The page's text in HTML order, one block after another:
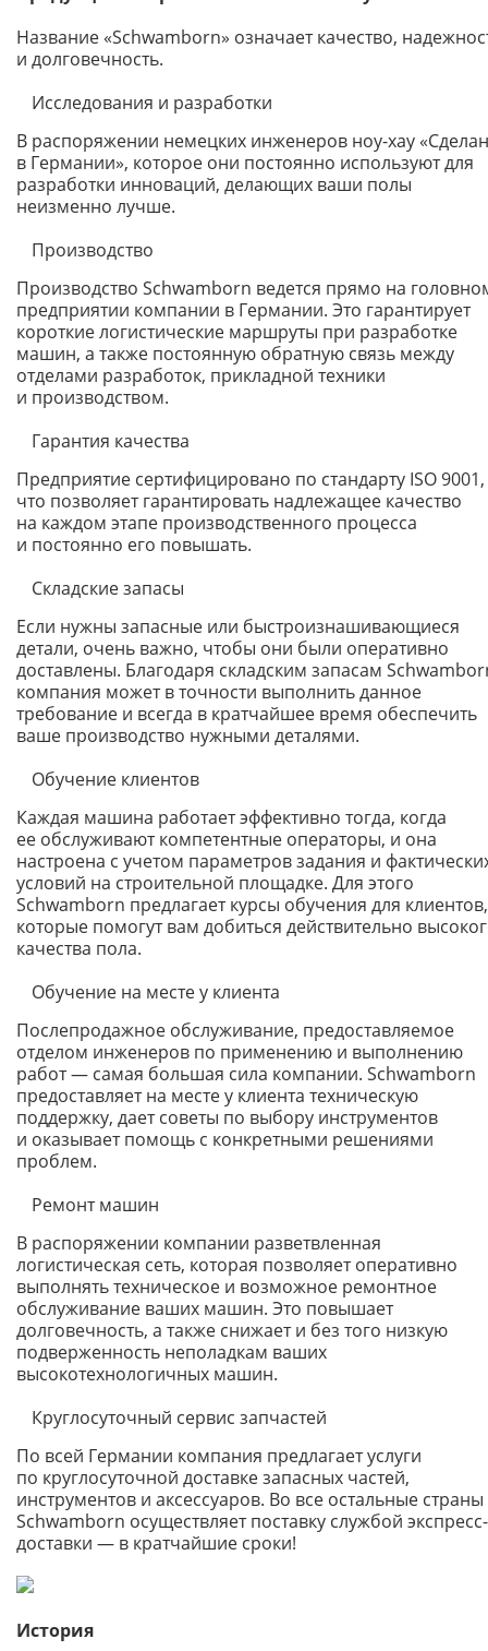
Название «Schwamborn» означает качество,
и долговечность.
Исследования и разработки
В распоряжении немецких инженеров ноу-хау
в Германии», которое они постоянно используют для
разработки инноваций, делающих ваши полы
неизменно лучше.
Производство
Производство Schwamborn ведется прямо на
предприятии компании в Германии. Это гарантирует
короткие логистические маршруты при разработке
машин, а также постоянную обратную связь между
отделами разработок, прикладной техники
и производством.
Гарантия качества
Предприятие сертифицировано по стандарту ISO 9001,
что позволяет гарантировать надлежащее качество
на каждом этапе производственного процесса
и постоянно его повышать.
Складские запасы
Если нужны запасные или быстроизнашивающиеся
детали, очень важно, чтобы они были оперативно
доставлены. Благодаря складским запасам
компания может в точности выполнить данное
требование и всегда в кратчайшее время обеспечить
ваше производство нужными деталями.
Обучение клиентов
Каждая машина работает эффективно тогда, когда
ее обслуживают компетентные операторы, и она
настроена с учетом параметров задания и
условий на строительной площадке. Для этого
Schwamborn предлагает курсы обучения для клиентов,
которые помогут вам добиться действительно
качества пола.
Обучение на месте у клиента
Послепродажное обслуживание, предоставляемое
отделом инженеров по применению и выполнению
работ — самая большая сила компании. Schwamborn
предоставляет на месте у клиента техническую
поддержку, дает советы по выбору инструментов
и оказывает помощь с конкретными решениями
проблем.
Ремонт машин
В распоряжении компании разветвленная
логистическая сеть, которая позволяет оперативно
выполнять техническое и возможное ремонтное
обслуживание ваших машин. Это повышает
долговечность, а также снижает и без того низкую
подверженность неполадкам ваших
высокотехнологичных машин.
Круглосуточный сервис запчастей
По всей Германии компания предлагает услуги
по круглосуточной доставке запасных частей,
инструментов и аксессуаров. Во все остальные страны
Schwamborn осуществляет поставку службой экспресс-
доставки — в кратчайшие сроки!
История